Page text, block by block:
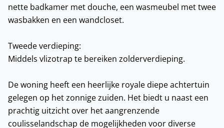
nette badkamer met douche, een wasmeubel met twee
wasbakken en een wandcloset.
Tweede verdieping:
Middels vlizotrap te bereiken zolderverdieping.
De woning heeft een heerlijke royale diepe achtertuin
gelegen op het zonnige zuiden. Het biedt u naast een
prachtig uitzicht over het aangrenzende
coulisselandschap de mogelijkheden voor diverse